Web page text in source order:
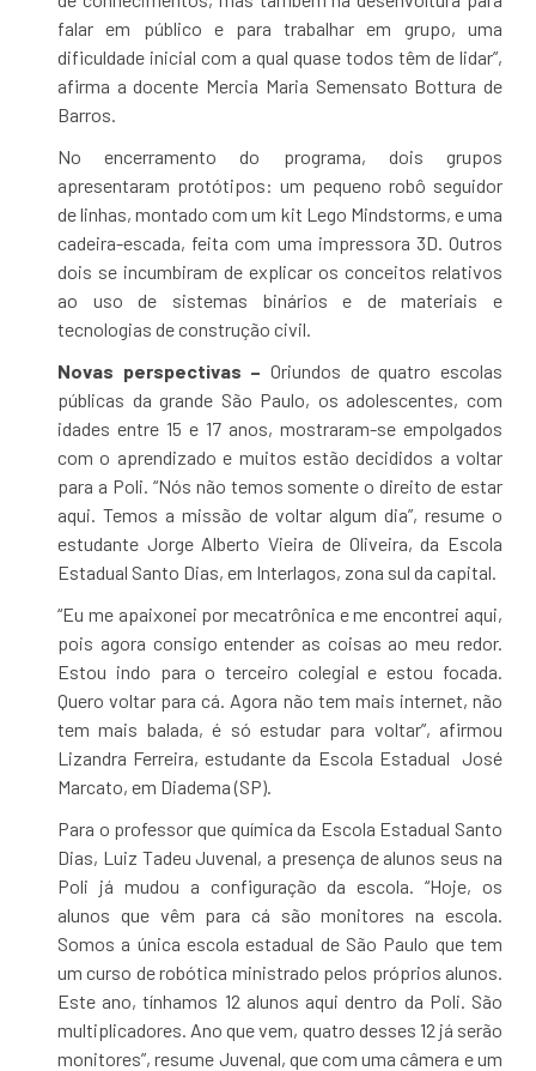
falar em público e para trabalhar em grupo, uma
dificuldade inicial com a qual quase todos têm de lidar”,
afirma a docente Mercia Maria Semensato Bottura de
Barros.
No encerramento do programa, dois grupos
apresentaram protótipos: um pequeno robô seguidor
de linhas, montado com um kit Lego Mindstorms, e uma
cadeira-escada, feita com uma impressora 3D. Outros
dois se incumbiram de explicar os conceitos relativos
ao uso de sistemas binários e de materiais e
tecnologias de construção civil.
Novas perspectivas – Oriundos de quatro escolas
públicas da grande São Paulo, os adolescentes, com
idades entre 15 e 17 anos, mostraram-se empolgados
com o aprendizado e muitos estão decididos a voltar
para a Poli. “Nós não temos somente o direito de estar
aqui. Temos a missão de voltar algum dia”, resume o
estudante Jorge Alberto Vieira de Oliveira, da Escola
Estadual Santo Dias, em Interlagos, zona sul da capital.
“Eu me apaixonei por mecatrônica e me encontrei aqui,
pois agora consigo entender as coisas ao meu redor.
Estou indo para o terceiro colegial e estou focada.
Quero voltar para cá. Agora não tem mais internet, não
tem mais balada, é só estudar para voltar”, afirmou
Lizandra Ferreira, estudante da Escola Estadual José
Marcato, em Diadema (SP).
Para o professor que química da Escola Estadual Santo
Dias, Luiz Tadeu Juvenal, a presença de alunos seus na
Poli já mudou a configuração da escola. “Hoje, os
alunos que vêm para cá são monitores na escola.
Somos a única escola estadual de São Paulo que tem
um curso de robótica ministrado pelos próprios alunos.
Este ano, tínhamos 12 alunos aqui dentro da Poli. São
multiplicadores. Ano que vem, quatro desses 12 já serão
monitores”, resume Juvenal, que com uma câmera e um